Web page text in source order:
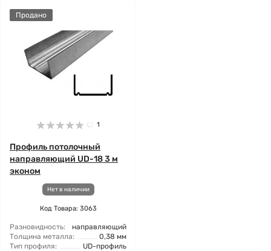
Продано
1
Профиль потолочный
направляющий UD-18 3 м
эконом
Нет в наличии
Код Товара: 3063
Разновидность:
направляющий
Толщина металла:
0,38 мм
Тип профиля:
UD-профиль